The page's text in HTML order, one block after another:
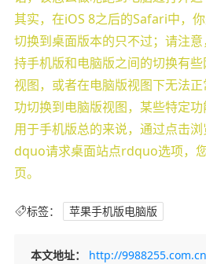
其实，在iOS 8之后的Safari中，
切换到桌面版本的只不过；请注
持手机版和电脑版之间的切换有
视图，或者在电脑版视图下无法
功切换到电脑版视图，某些特定
用于手机版总的来说，通过点击
dquo请求桌面站点rdquo选项，
页。
标签： 苹果手机版电脑版
本文地址：
http://